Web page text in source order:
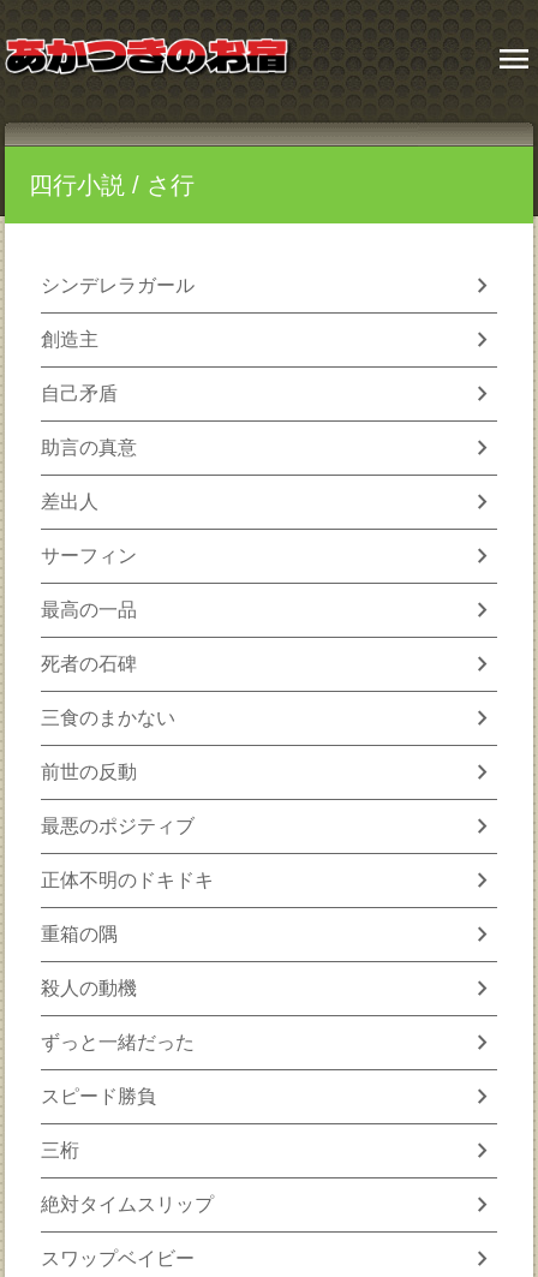
menu
四行小説 / さ行
シンデレラガール chevron_right
創造主 chevron_right
自己矛盾 chevron_right
助言の真意 chevron_right
差出人 chevron_right
サーフィン chevron_right
最高の一品 chevron_right
死者の石碑 chevron_right
三食のまかない chevron_right
前世の反動 chevron_right
最悪のポジティブ chevron_right
正体不明のドキドキ chevron_right
重箱の隅 chevron_right
殺人の動機 chevron_right
ずっと一緒だった chevron_right
スピード勝負 chevron_right
三桁 chevron_right
絶対タイムスリップ chevron_right
スワップベイビー chevron_right